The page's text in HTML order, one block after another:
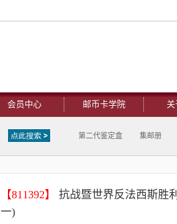
会员中心 邮币卡学院 关
第二代鉴定盒 集邮册
【811392】
抗战暨世界反法西斯胜
一)